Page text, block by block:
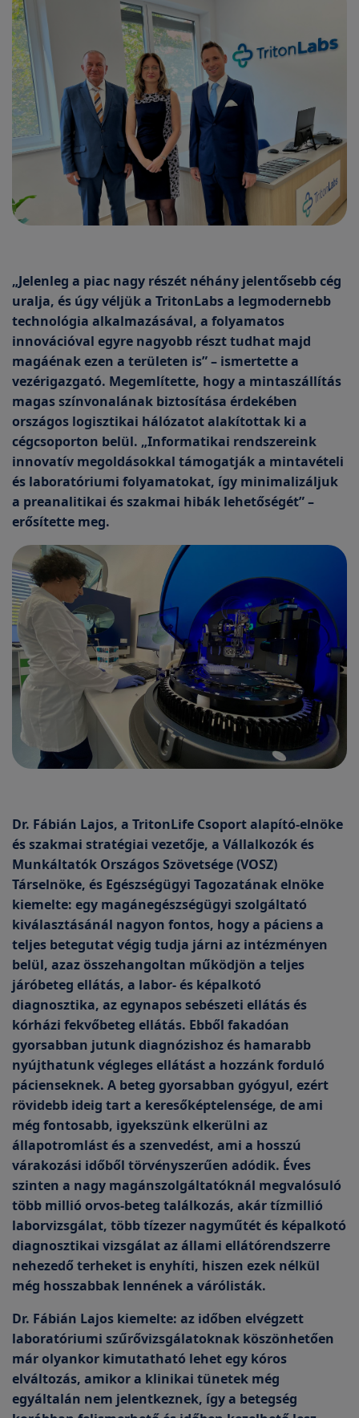
„Jelenleg a piac nagy részét néhány jelentősebb cég
uralja, és úgy véljük a TritonLabs a legmodernebb
technológia alkalmazásával, a folyamatos
innovációval egyre nagyobb részt tudhat majd
magáénak ezen a területen is” – ismertette a
vezérigazgató. Megemlítette, hogy a mintaszállítás
magas színvonalának biztosítása érdekében
országos logisztikai hálózatot alakítottak ki a
cégcsoporton belül. „Informatikai rendszereink
innovatív megoldásokkal támogatják a mintavételi
és laboratóriumi folyamatokat, így minimalizáljuk
a preanalitikai és szakmai hibák lehetőségét” –
erősítette meg.
Dr. Fábián Lajos, a TritonLife Csoport alapító-elnöke
és szakmai stratégiai vezetője, a Vállalkozók és
Munkáltatók Országos Szövetsége (VOSZ)
Társelnöke, és Egészségügyi Tagozatának elnöke
kiemelte: egy magánegészségügyi szolgáltató
kiválasztásánál nagyon fontos, hogy a páciens a
teljes betegutat végig tudja járni az intézményen
belül, azaz összehangoltan működjön a teljes
járóbeteg ellátás, a labor- és képalkotó
diagnosztika, az egynapos sebészeti ellátás és
kórházi fekvőbeteg ellátás. Ebből fakadóan
gyorsabban jutunk diagnózishoz és hamarabb
nyújthatunk végleges ellátást a hozzánk forduló
pácienseknek. A beteg gyorsabban gyógyul, ezért
rövidebb ideig tart a keresőképtelensége, de ami
még fontosabb, igyekszünk elkerülni az
állapotromlást és a szenvedést, ami a hosszú
várakozási időből törvényszerűen adódik. Éves
szinten a nagy magánszolgáltatóknál megvalósuló
több millió orvos-beteg találkozás, akár tízmillió
laborvizsgálat, több tízezer nagyműtét és képalkotó
diagnosztikai vizsgálat az állami ellátórendszerre
nehezedő terheket is enyhíti, hiszen ezek nélkül
még hosszabbak lennének a várólisták.
Dr. Fábián Lajos kiemelte: az időben elvégzett
laboratóriumi szűrővizsgálatoknak köszönhetően
már olyankor kimutatható lehet egy kóros
elváltozás, amikor a klinikai tünetek még
egyáltalán nem jelentkeznek, így a betegség